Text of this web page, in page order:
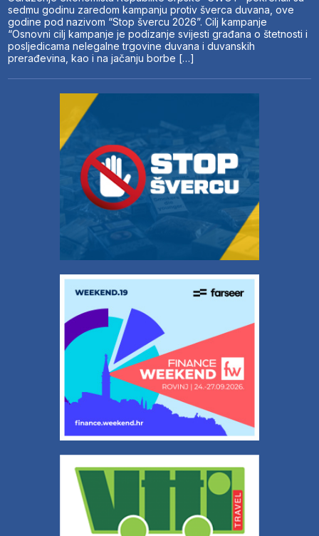
sedmu godinu zaredom kampanju protiv šverca duvana, ove
godine pod nazivom “Stop švercu 2026”. Cilj kampanje
“Osnovni cilj kampanje je podizanje svijesti građana o štetnosti i
posljedicama nelegalne trgovine duvana i duvanskih
prerađevina, kao i na jačanju borbe […]